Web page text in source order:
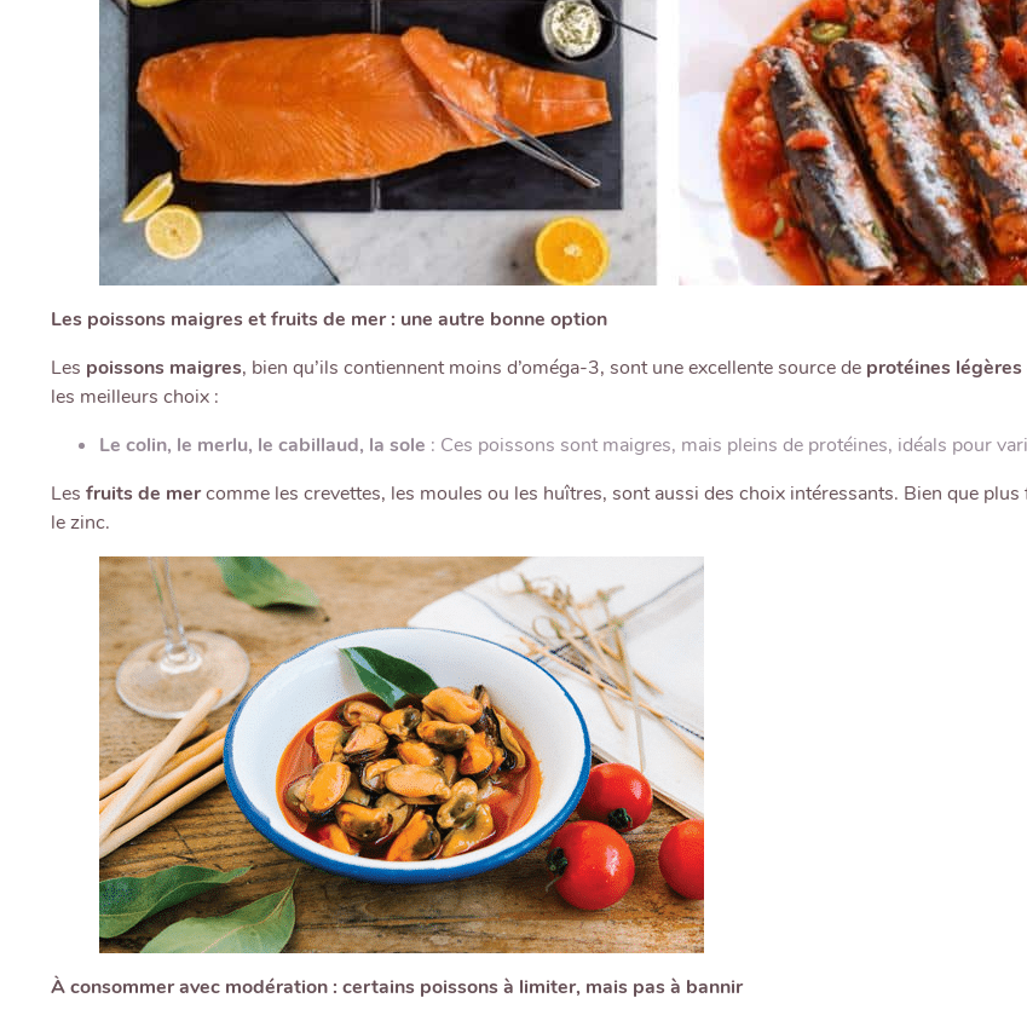
Les poissons maigres et fruits de mer : une autre bonne option
Les poissons maigres, bien qu’ils contiennent moins d’oméga-3, sont une excellente source de protéines légères
les meilleurs choix :
Le colin, le merlu, le cabillaud, la sole : Ces poissons sont maigres, mais pleins de protéines, idéals pour
Les fruits de mercomme les crevettes, les moules ou les huîtres, sont aussi des choix intéressants. Bien que
le zinc.
À consommer avec modération : certains poissons à limiter, mais pas à bannir
FINALISER MA COMMANDE
CONTINUER MES ACHATS